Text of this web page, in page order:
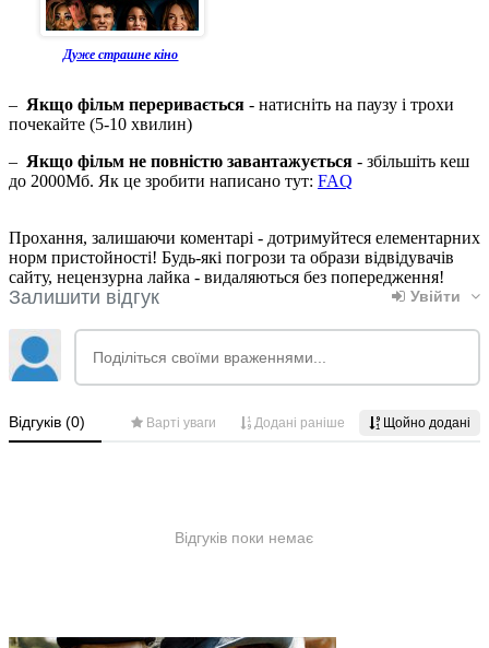
Дуже страшне кіно
– Якщо фільм переривається - натисніть на паузу і трохи
почекайте (5-10 хвилин)
– Якщо фільм не повністю завантажується - збільшіть кеш
до 2000Мб. Як це зробити написано тут: FAQ
Прохання, залишаючи коментарі - дотримуйтеся елементарних
норм пристойності! Будь-які погрози та образи відвідувачів
сайту, нецензурна лайка - видаляються без попередження!